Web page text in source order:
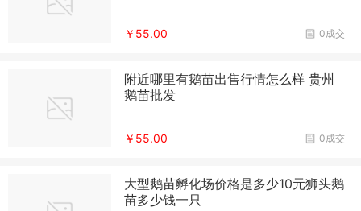
0成交
￥55.00
附近哪里有鹅苗出售行情怎么样 贵州
鹅苗批发
0成交
￥55.00
大型鹅苗孵化场价格是多少10元狮头鹅
苗多少钱一只